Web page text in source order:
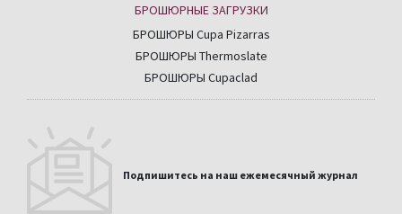
БРОШЮРНЫЕ ЗАГРУЗКИ
БРОШЮРЫ Cupa Pizarras
БРОШЮРЫ Thermoslate
БРОШЮРЫ Cupaclad
Подпишитесь на наш ежемесячный журнал